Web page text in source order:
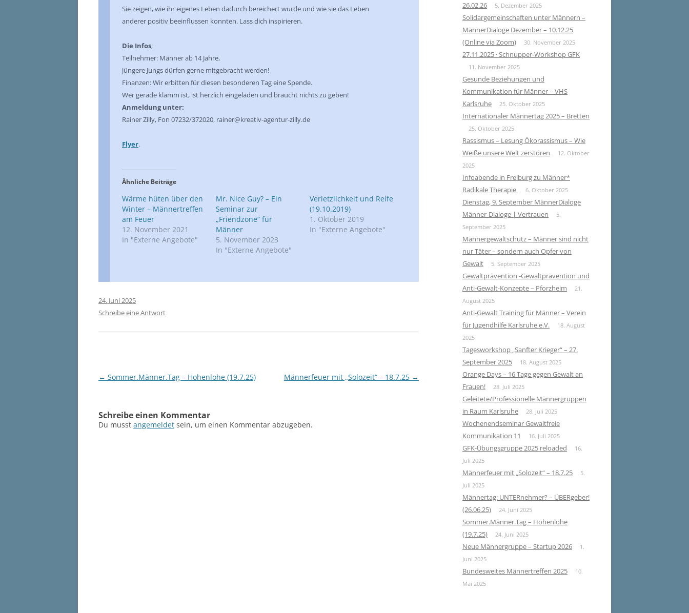
Sie zeigen, wie ihr eigenes Leben dadurch bereichert wurde und wie sie das Leben
anderer positiv beeinflussen konnten. Lass dich inspirieren.
Die Infos;
Teilnehmer: Männer ab 14 Jahre,
jüngere Jungs dürfen gerne mitgebracht werden!
Finanzen: Wir erbitten für diesen besonderen Tag eine Spende.
Wer gerade klamm ist, ist herzlich eingeladen und braucht nichts zu geben!
Anmeldung unter:
Rainer Zilly, Fon 07232/372020, rainer@kreativ-agentur-zilly.de
Flyer.
Ähnliche Beiträge
Wärme hüten über den
Winter – Männertreffen
am Feuer
12. November 2021
In "Externe Angebote"
Mr. Nice Guy? – Ein
Seminar zur
„Friendzone“ für
Männer
5. November 2023
In "Externe Angebote"
Verletzlichkeit und Reife
(19.10.2019)
1. Oktober 2019
In "Externe Angebote"
24. Juni 2025
Schreibe eine Antwort
Beitragsnavigation
← Sommer.Männer.Tag – Hohenlohe (19.7.25) Männerfeuer mit „Solozeit“ – 18.7.25 →
Schreibe einen Kommentar
Du musst angemeldet sein, um einen Kommentar abzugeben.
26.02.26
5. Dezember 2025
Solidargemeinschaften unter Männern –
MännerDialoge Dezember – 10.12.25
(Online via Zoom)
30. November 2025
27.11.2025 · Schnupper-Workshop GFK
11. November 2025
Gesunde Beziehungen und
Kommunikation für Männer – VHS
Karlsruhe
25. Oktober 2025
Internationaler Männertag 2025 – Bretten
25. Oktober 2025
Rassismus – Lesung Ökorassismus – Wie
Weiße unsere Welt zerstören
12. Oktober
2025
Infoabende in Freiburg zu Männer*
Radikale Therapie
6. Oktober 2025
Dienstag, 9. September MännerDialoge
Männer-Dialoge | Vertrauen
5.
September 2025
Männergewaltschutz – Männer sind nicht
nur Täter – sondern auch Opfer von
Gewalt
5. September 2025
Gewaltprävention -Gewaltprävention und
Anti-Gewalt-Konzepte – Pforzheim
21.
August 2025
Anti-Gewalt Training für Männer – Verein
für Jugendhilfe Karlsruhe e.V.
18. August
2025
Tagesworkshop „Sanfter Krieger“ – 27.
September 2025
18. August 2025
Orange Days – 16 Tage gegen Gewalt an
Frauen!
28. Juli 2025
Geleitete/Professionelle Männergruppen
in Raum Karlsruhe
28. Juli 2025
Wochenendseminar Gewaltfreie
Kommunikation 11
16. Juli 2025
GFK-Übungsgruppe 2025 reloaded
16.
Juli 2025
Männerfeuer mit „Solozeit“ – 18.7.25
5.
Juli 2025
Männertag: UNTERnehmer? – ÜBERgeber!
(26.06.25)
24. Juni 2025
Sommer.Männer.Tag – Hohenlohe
(19.7.25)
24. Juni 2025
Neue Männergruppe – Startup 2026
1.
Juni 2025
Bundesweites Männertreffen 2025
10.
Mai 2025